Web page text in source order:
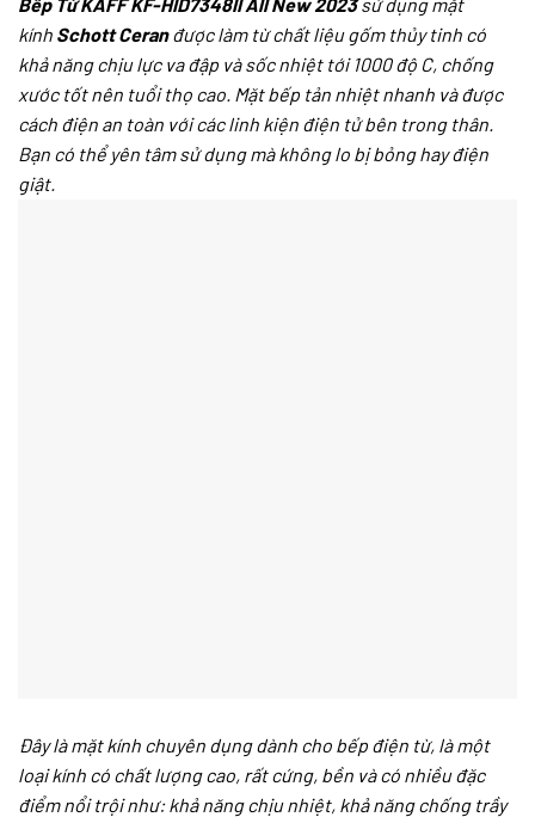
kính Schott Ceranđược làm từ chất liệu gốm thủy tinh có
khả năng chịu lực va đập và sốc nhiệt tới 1000 độ C, chống
xước tốt nên tuổi thọ cao. Mặt bếp tản nhiệt nhanh và được
cách điện an toàn với các linh kiện điện tử bên trong thân.
Bạn có thể yên tâm sử dụng mà không lo bị bỏng hay điện
giật.
Đây là mặt kính chuyên dụng dành cho bếp điện từ, là một
loại kính có chất lượng cao, rất cứng, bền và có nhiều đặc
điểm nổi trội như: khả năng chịu nhiệt, khả năng chống trầy